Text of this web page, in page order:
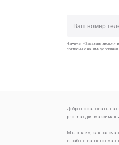
Нажимая «Заказать звонок»,
согласны с нашими условиями
Добро пожаловать на
pro max для
Мы знаем, как
в работе вашего